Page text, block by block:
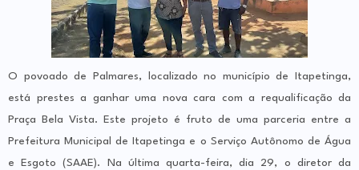
O povoado de Palmares, localizado no município de Itapetinga,
está prestes a ganhar uma nova cara com a requalificação da
Praça Bela Vista. Este projeto é fruto de uma parceria entre a
Prefeitura Municipal de Itapetinga e o Serviço Autônomo de Água
e Esgoto (SAAE). Na última quarta-feira, dia 29, o diretor da